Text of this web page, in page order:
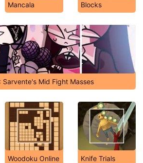
Mancala Blocks
Mid Fight Masses
Woodoku Online Knife Trials